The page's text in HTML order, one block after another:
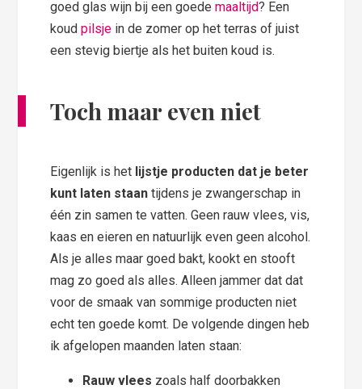
goed glas wijn bij een goedemaaltijd? Een
koudpilsje in de zomer op het terras of juist
een stevig biertje als het buiten koud is.
Toch maar even niet
Eigenlijk is het lijstje producten dat je beter
kunt laten staan tijdens je zwangerschap in
één zin samen te vatten. Geen rauw vlees, vis,
kaas en eieren en natuurlijk even geen alcohol.
Als je alles maar goed bakt, kookt en stooft
mag zo goed als alles. Alleen jammer dat dat
voor de smaak van sommige producten niet
echt ten goede komt. De volgende dingen heb
ik afgelopen maanden laten staan:
Rauw vlees zoals half doorbakken